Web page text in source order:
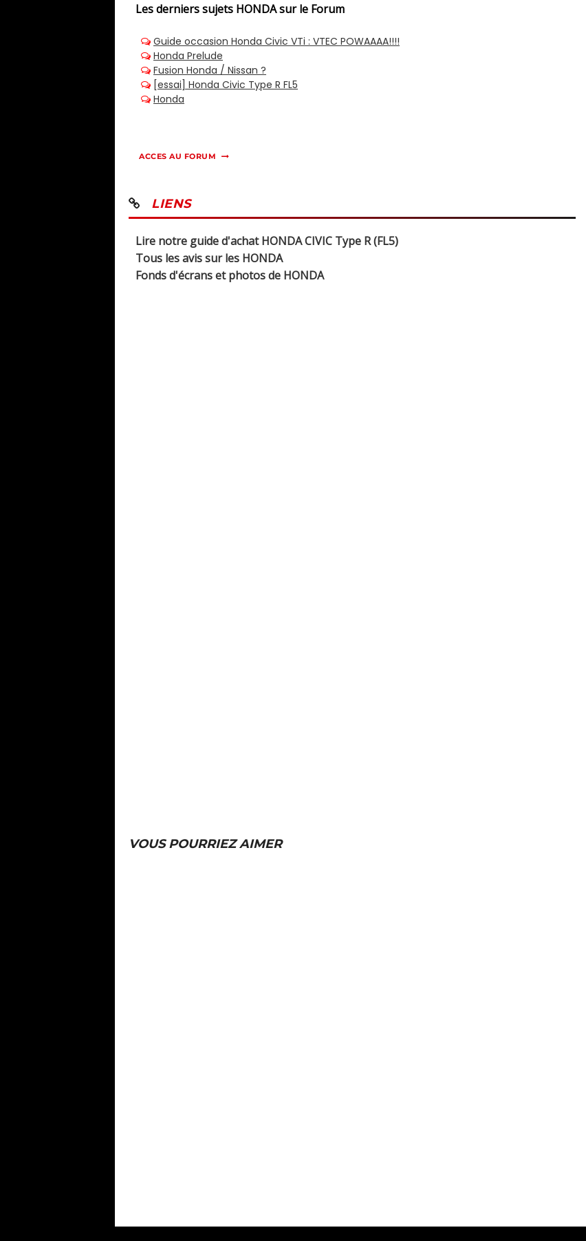
Les derniers sujets HONDA sur le Forum
ACCES AU FORUM
LIENS
Lire notre guide d'achat HONDA CIVIC Type R (FL5)
Tous les avis sur les HONDA
Fonds d'écrans et photos de HONDA
VOUS POURRIEZ AIMER